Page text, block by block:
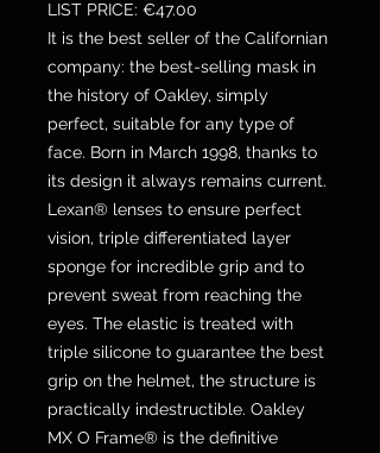
LIST PRICE: €47.00
It is the best seller of the Californian
company: the best-selling mask in
the history of Oakley, simply
perfect, suitable for any type of
face. Born in March 1998, thanks to
its design it always remains current.
Lexan® lenses to ensure perfect
vision, triple differentiated layer
sponge for incredible grip and to
prevent sweat from reaching the
eyes. The elastic is treated with
triple silicone to guarantee the best
grip on the helmet, the structure is
practically indestructible. Oakley
MX O Frame® is the definitive